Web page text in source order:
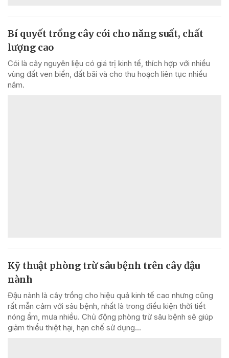
Bí quyết trồng cây cói cho năng suất, chất
lượng cao
Cói là cây nguyên liệu có giá trị kinh tế, thích hợp với nhiều
vùng đất ven biển, đất bãi và cho thu hoạch liên tục nhiều
năm.
Kỹ thuật phòng trừ sâu bệnh trên cây đậu
nành
Đậu nành là cây trồng cho hiệu quả kinh tế cao nhưng cũng
rất mẫn cảm với sâu bệnh, nhất là trong điều kiện thời tiết
nóng ẩm, mưa nhiều. Chủ động phòng trừ sâu bệnh sẽ giúp
giảm thiểu thiệt hại, hạn chế sử dụng...